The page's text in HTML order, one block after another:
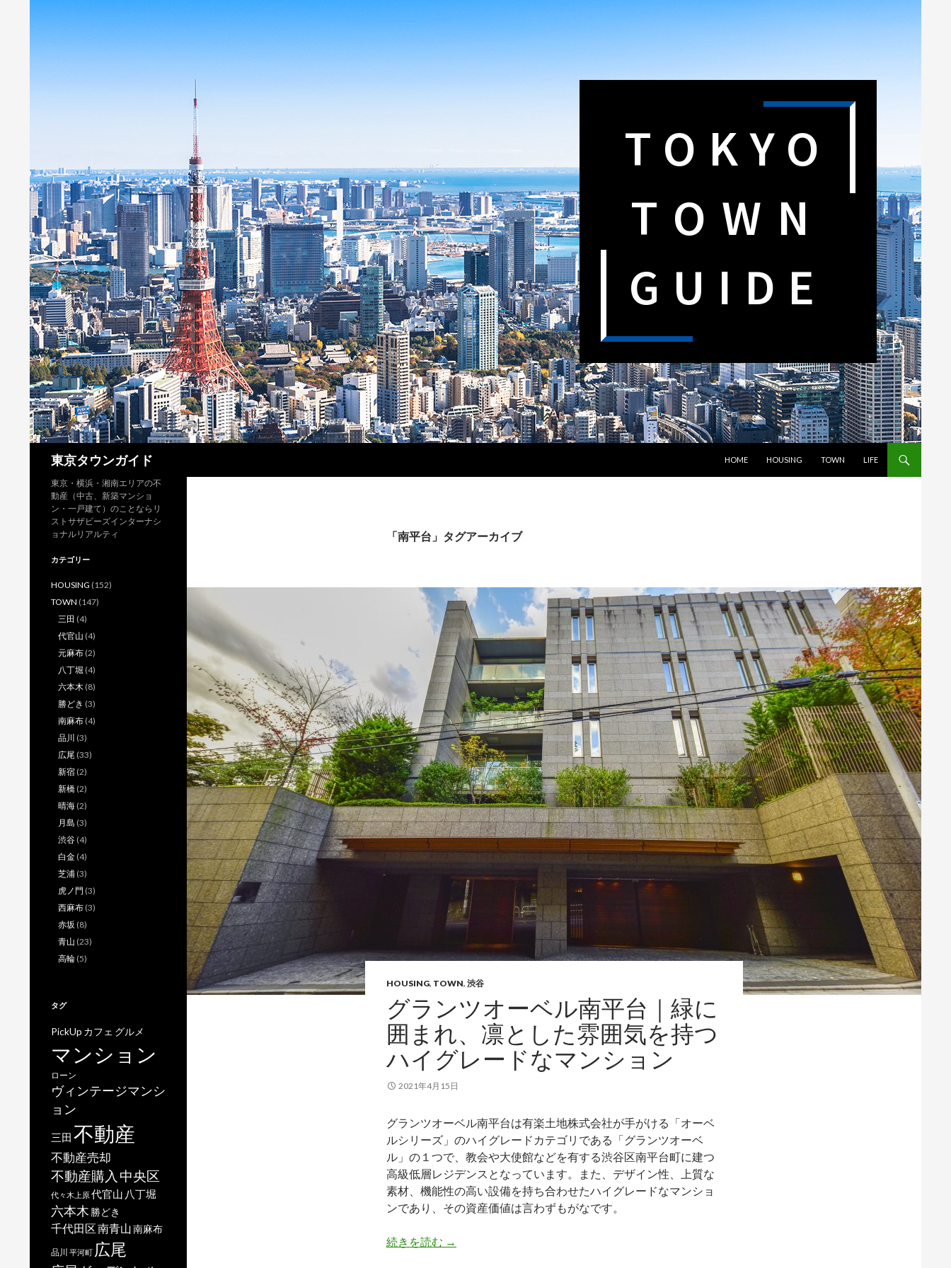
TOKYO
TOWN
GUIDE
東京タウンガイド
HOME
HOUSING TOWN LIFE
「南平台」タグアーカイブ
HOUSING, TOWN, 渋谷
グランツオーベル南平台｜緑に
囲まれ、凛とした雰囲気を持つ
ハイグレードなマンション
2021年4月15日
グランツオーベル南平台は有楽土地株式会社が手がける「オーベ
ルシリーズ」のハイグレードカテゴリである「グランツオーベ
ル」の１つで、教会や大使館などを有する渋谷区南平台町に建つ
高級低層レジデンスとなっています。また、デザイン性、上質な
素材、機能性の高い設備を持ち合わせたハイグレードなマンショ
ンであり、その資産価値は言わずもがなです。
続きを読む グランツオーベル南平台｜緑に囲まれ、凛とした雰囲気を持つハイグレードなマンション
→
東京・横浜・湘南エリアの不
動産（中古、新築マンショ
ン・一戸建て）のことならリ
ストサザビーズインターナシ
ョナルリアルティ
カテゴリー
HOUSING (152)
TOWN (147)
三田 (4)
代官山 (4)
元麻布 (2)
八丁堀 (4)
六本木 (8)
勝どき (3)
南麻布 (4)
品川 (3)
広尾 (33)
新宿 (2)
新橋 (2)
晴海 (2)
月島 (3)
渋谷 (4)
白金 (4)
芝浦 (3)
虎ノ門 (3)
西麻布 (3)
赤坂 (8)
青山 (23)
高輪 (5)
タグ
PickUp カフェ グルメ
マンション
ローン
ヴィンテージマンシ
ョン
三田 不動産
不動産売却
不動産購入 中央区
代々木上原代官山 八丁堀
六本木 勝どき
千代田区南青山南麻布
品川 平河町 広尾